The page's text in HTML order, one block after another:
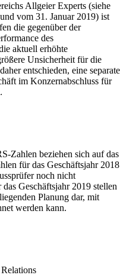
Allgeier Experts (siehe
vom 31. Januar 2019) ist
die gegenüber der
des
aktuell erhöhte
Unsicherheit für die
entschieden, eine separate
im Konzernabschluss für
Zahlen beziehen sich auf das
für das Geschäftsjahr 2018
noch nicht
Geschäftsjahr 2019 stellen
Planung dar, mit
werden kann.